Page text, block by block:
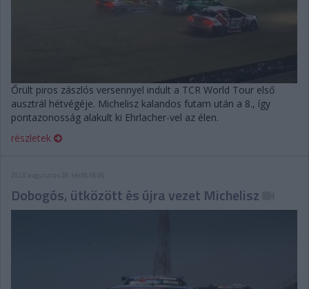
Őrült piros zászlós versennyel indult a TCR World Tour első
ausztrál hétvégéje. Michelisz kalandos futam után a 8., így
pontazonosság alakult ki Ehrlacher-vel az élen.
részletek
2023. augusztus 28. hétfő, 06:06
Dobogós, ütközött és újra vezet Michelisz